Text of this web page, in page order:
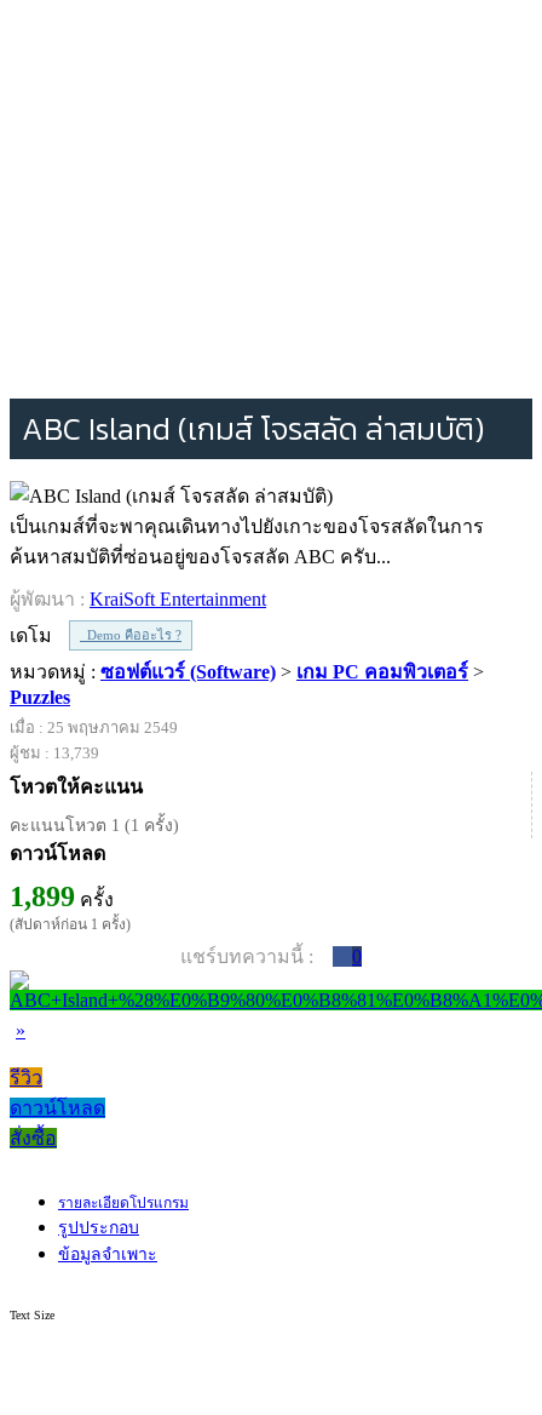
ABC Island (เกมส์ โจรสลัด ล่าสมบัติ)
เป็นเกมส์ที่จะพาคุณเดินทางไปยังเกาะของโจรสลัดในการ
ค้นหาสมบัติที่ซ่อนอยู่ของโจรสลัด ABC ครับ...
ผู้พัฒนา : KraiSoft Entertainment
เดโม
Demo คืออะไร ?
หมวดหมู่ : ซอฟต์แวร์ (Software) > เกม PC คอมพิวเตอร์ >
Puzzles
เมื่อ : 25 พฤษภาคม 2549
ผู้ชม : 13,739
โหวตให้คะแนน
คะแนนโหวต 1 (1 ครั้ง)
ดาวน์โหลด
1,899 ครั้ง
(สัปดาห์ก่อน 1 ครั้ง)
แชร์บทความนี้ : 0
»
รีวิว
ดาวน์โหลด
สั่งซื้อ
รายละเอียดโปรแกรม
รูปประกอบ
ข้อมูลจำเพาะ
Text Size